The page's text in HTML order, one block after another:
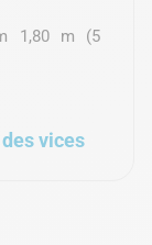
1,80 m (5
vices